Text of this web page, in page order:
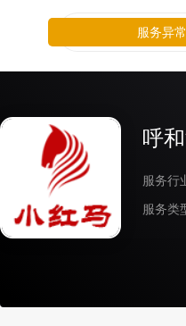
呼
服务行
服务类
服务异